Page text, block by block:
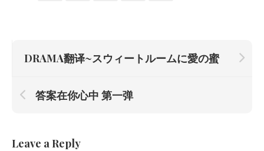
DRAMA翻译~スウィートルームに愛の蜜
答案在你心中 第一弹
Leave a Reply